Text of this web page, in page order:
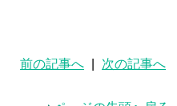
前の記事へ 次の記事へ